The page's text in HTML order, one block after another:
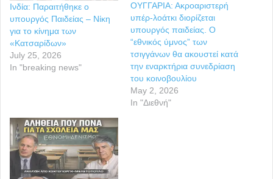
Ινδία: Παραιτήθηκε ο
υπουργός Παιδείας – Νίκη
για το κίνημα των
«Κατσαρίδων»
July 25, 2026
In "breaking news"
ΟΥΓΓΑΡΙΑ: Ακροαριστερή
υπέρ-λοάτκι διορίζεται
υπουργός παιδείας. Ο
“εθνικός ύμνος” των
τσιγγάνων θα ακουστεί κατά
την εναρκτήρια συνεδρίαση
του κοινοβουλίου
May 2, 2026
In "Διεθνή"